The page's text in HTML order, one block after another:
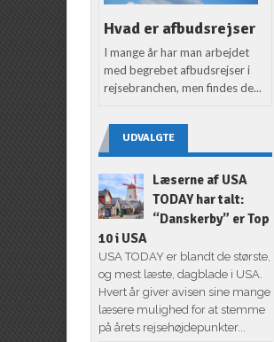
Hvad er afbudsrejser
I mange år har man arbejdet
med begrebet afbudsrejser i
rejsebranchen, men findes de...
UDVALGTE
Læserne af USA
TODAY har talt:
“Danskerby” er Top
10 i USA
USA TODAY er blandt de største,
og mest læste, dagblade i USA.
Hvert år giver avisen sine mange
læsere mulighed for at stemme
på årets rejsehøjdepunkter...